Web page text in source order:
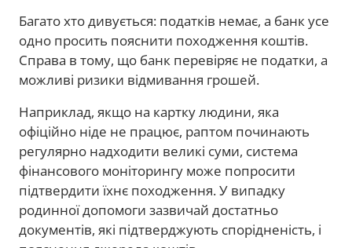
Багато хто дивується: податків немає, а банк усе
одно просить пояснити походження коштів.
Справа в тому, що банк перевіряє не податки, а
можливі ризики відмивання грошей.
Наприклад, якщо на картку людини, яка
офіційно ніде не працює, раптом починають
регулярно надходити великі суми, система
фінансового моніторингу може попросити
підтвердити їхнє походження. У випадку
родинної допомоги зазвичай достатньо
документів, які підтверджують спорідненість, і